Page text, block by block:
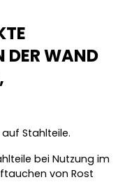
DER WAND
Stahlteile.
bei Nutzung im
von Rost